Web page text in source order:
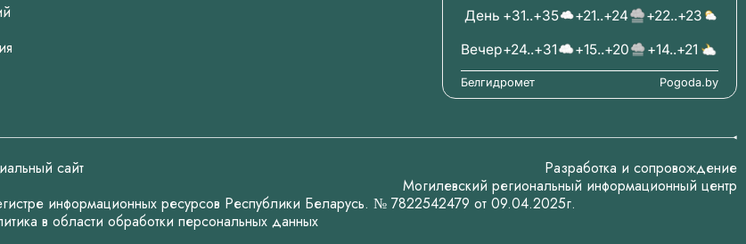
+31..+35
+24..+31
+21..+24
+15..+20
+22..+23
+14..+21
Вечер
День
Pogoda.by
Белгидромет
сайт
Разработка и сопровождение
Могилевский региональный информационный центр
информационных ресурсов Республики Беларусь. № 7822542479 от 09.04.2025г.
в области обработки персональных данных